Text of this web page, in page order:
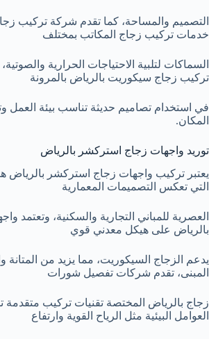
التصميم والمساحة، كما تقدم شركة تركيب
خدمات تركيب زجاج المكاتب بمختلف
السماكات لتلبية الاحتياجات الحرارية
تركيب زجاج سيكوريت بالرياض بالمرونة
في استخدام تصاميم حديثة تناسب بيئة العمل
المكان.
توريد واجهات زجاج استركشر بالرياض
يعتبر تركيب واجهات زجاج استركشر بالرياض
التي تعكس التصميمات المعمارية
العصرية للمباني التجارية والسكنية، وتعتمد
بالرياض على هيكل معدني قوي
يدعم الزجاج السيكوريت، مما يزيد من المتانة
المبنى، تقدم شركات تفصيل شورات
زجاج بالرياض المختصة تقنيات تركيب
العوامل البيئية مثل الرياح القوية وارتفاع